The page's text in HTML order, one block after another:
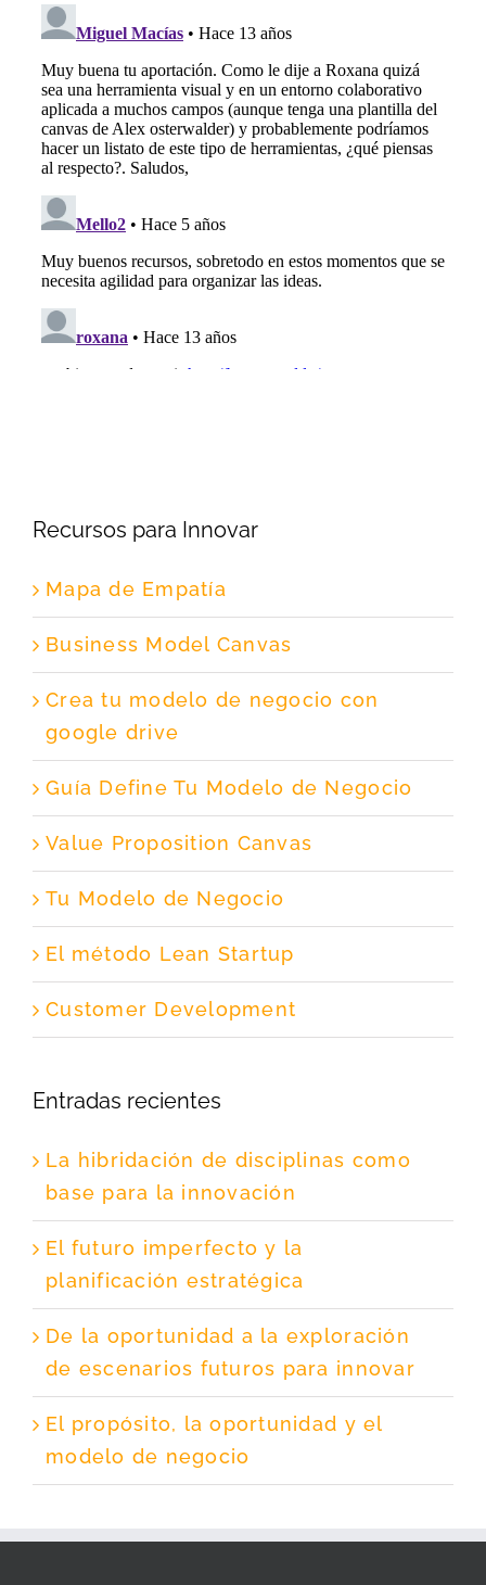
Recursos para Innovar
Mapa de Empatía
Business Model Canvas
Crea tu modelo de negocio con
google drive
Guía Define Tu Modelo de Negocio
Value Proposition Canvas
Tu Modelo de Negocio
El método Lean Startup
Customer Development
Entradas recientes
La hibridación de disciplinas como
base para la innovación
El futuro imperfecto y la
planificación estratégica
De la oportunidad a la exploración
de escenarios futuros para innovar
El propósito, la oportunidad y el
modelo de negocio